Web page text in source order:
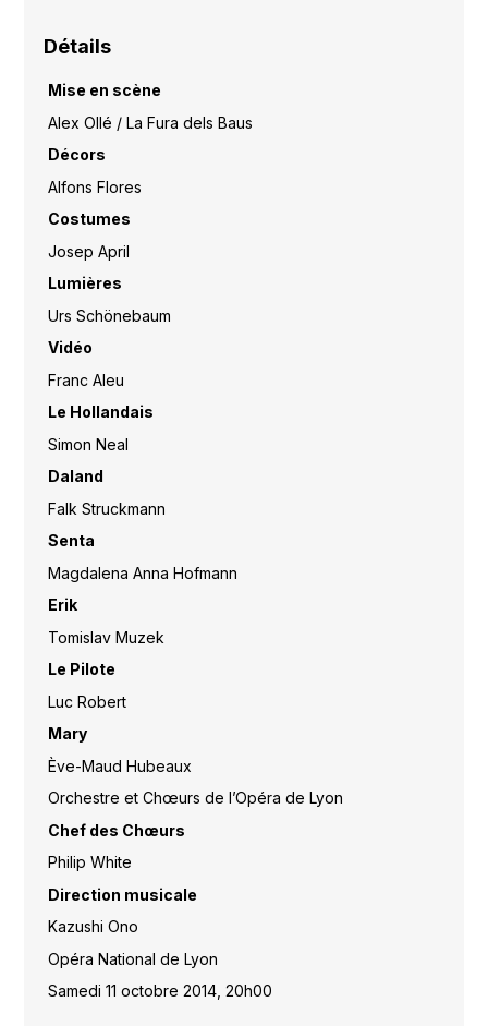
Détails
Mise en scène
Alex Ollé / La Fura dels Baus
Décors
Alfons Flores
Costumes
Josep April
Lumières
Urs Schönebaum
Vidéo
Franc Aleu
Le Hollandais
Simon Neal
Daland
Falk Struckmann
Senta
Magdalena Anna Hofmann
Erik
Tomislav Muzek
Le Pilote
Luc Robert
Mary
Ève-Maud Hubeaux
Orchestre et Chœurs de l’Opéra de Lyon
Chef des Chœurs
Philip White
Direction musicale
Kazushi Ono
Opéra National de Lyon
Samedi 11 octobre 2014, 20h00